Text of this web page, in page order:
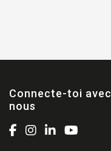
Connecte-toi avec
nous